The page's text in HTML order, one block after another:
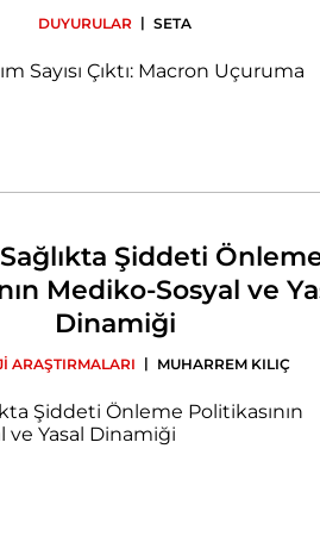
DUYURULAR | SETA
Şiddeti
Mediko-Sosyal ve
Dinamiği
ARAŞTIRMALARI | MUHARREM KILIÇ